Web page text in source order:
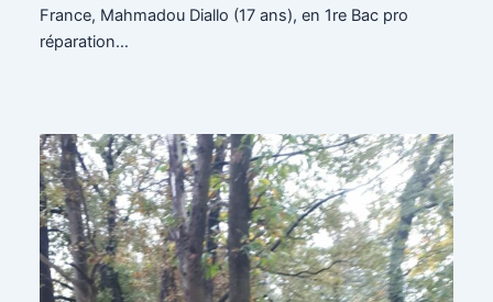
France, Mahmadou Diallo (17 ans), en 1re Bac pro
réparation…